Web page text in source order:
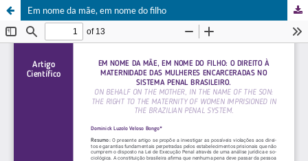
Em nome da mãe, em nome do filho